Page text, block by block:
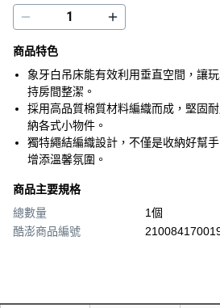
商品特色
象牙白吊床能有效利用垂直空間，讓
持房間整潔。
採用高品質棉質材料編織而成，堅固
納各式小物件。
獨特繩結編織設計，不僅是收納好幫
增添溫馨氛圍。
商品主要規格
總數量
1個
酷澎商品編號